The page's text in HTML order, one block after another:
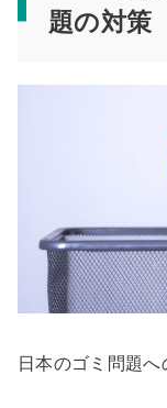
題の対策
日本のゴミ問題へ